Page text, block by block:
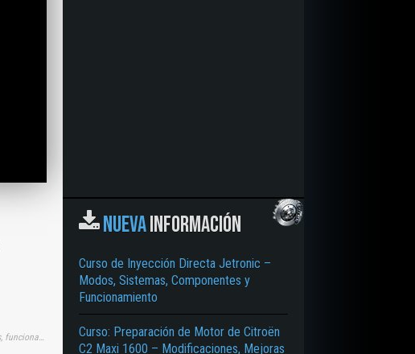
Tags: videos, vídeos, videito, audio, visual, gratis, gratuito, motors, inyecciones, inyectores, inyectoras, directos, directas, gasolinas, bosh, boschs, funcionamientos, función, partes, rendimientos, animaciones, 3ds, virtual
NUEVAINFORMACIÓN
Curso de Inyección Directa Jetronic –
Modos, Sistemas, Componentes y
Funcionamiento
Curso: Preparación de Motor de Citroën
C2 Maxi 1600 – Modificaciones, Mejoras